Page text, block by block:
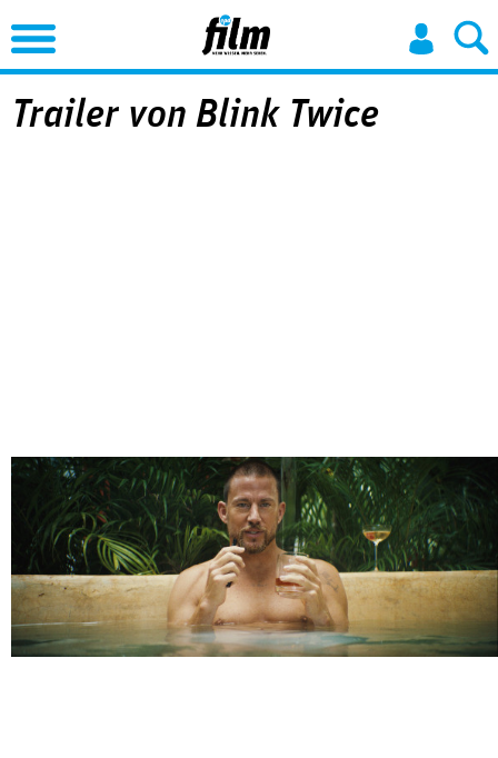
Jump to Navigation
Trailer von Blink Twice